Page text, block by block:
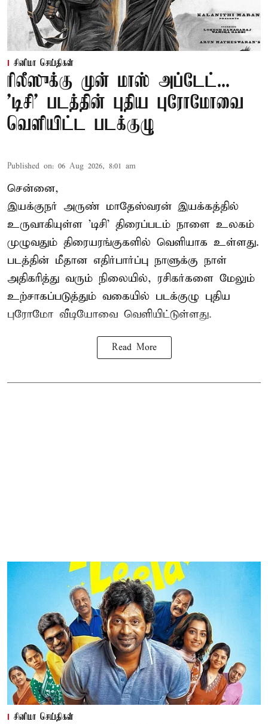
சினிமா செய்திகள்
ரிலீஸுக்கு முன் மாஸ் அப்டேட்...
'டிசி' படத்தின் புதிய புரோமோவை
வெளியிட்ட படக்குழு
Published on: 06 Aug 2026, 8:01 am
சென்னை,
இயக்குநர் அருண் மாதேஸ்வரன் இயக்கத்தில்
உருவாகியுள்ள 'டிசி' திரைப்படம் நாளை உலகம்
முழுவதும் திரையரங்குகளில் வெளியாக உள்ளது.
படத்தின் மீதான எதிர்பார்ப்பு நாளுக்கு நாள்
அதிகரித்து வரும் நிலையில், ரசிகர்களை மேலும்
உற்சாகப்படுத்தும் வகையில் படக்குழு புதிய
புரோமோ வீடியோவை வெளியிட்டுள்ளது.
Read More
சினிமா செய்திகள்